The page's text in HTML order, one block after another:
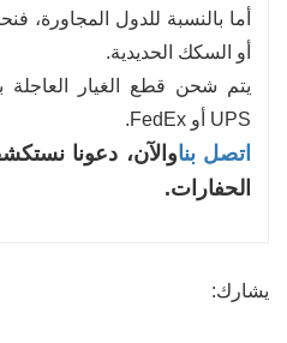
أما بالنسبة للدول المجاورة،
أو السكك الحديدية.
UPS أو FedEx.
اتصل بناوالآن، دعونا
الحفارات.
يشارك: